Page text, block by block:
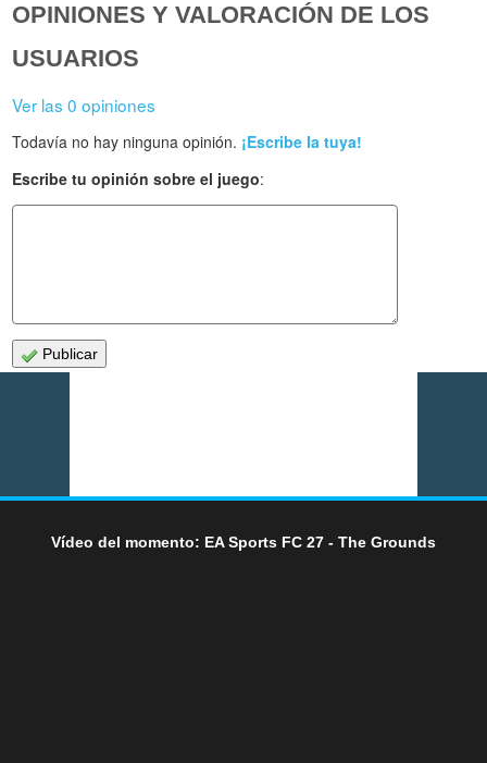
OPINIONES Y VALORACIÓN DE LOS
USUARIOS
Ver las 0 opiniones
Todavía no hay ninguna opinión. ¡Escribe la tuya!
Escribe tu opinión sobre el juego:
Publicar
Vídeo del momento: EA Sports FC 27 - The Grounds